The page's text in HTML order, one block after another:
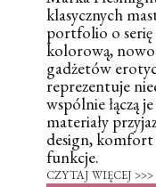
klasycznych
portfolio o serię
kolorową,
gadżetów
reprezentuje
wspólnie łączą
materiały
design, komfort
funkcje.
CZYTAJ WIĘCEJ >>>